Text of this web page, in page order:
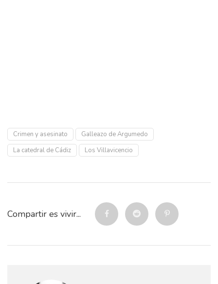
Crimen y asesinato
Galleazo de Argumedo
La catedral de Cádiz
Los Villavicencio
Compartir es vivir...